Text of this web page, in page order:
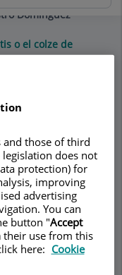
Domínguez
o el colze de
Castro
and those of third
does not
protection) for
improving
advertising
You can
button "Accept
their use from this
here: Cookie